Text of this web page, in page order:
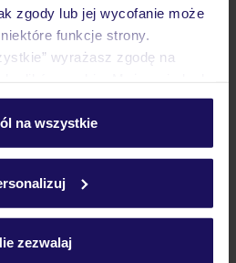
zgody lub jej wycofanie może
funkcje strony.
wyrażasz zgodę na
wchodząc w zakładkę
o plikach cookie znajdziesz
na wszystkie
zezwalaj
Największe biuro
podróży w Polsce